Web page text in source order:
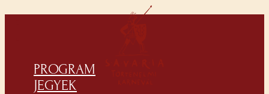
PROGRAM
JEGYEK